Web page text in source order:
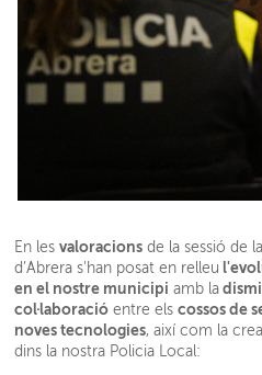
En lesvaloracions de la sessió de
d’Abrera s'han posat en relleu
en el nostre municipi amb la
col·laboració entre elscossos de
noves tecnologies, així com la
dins la nostra Policia Local: